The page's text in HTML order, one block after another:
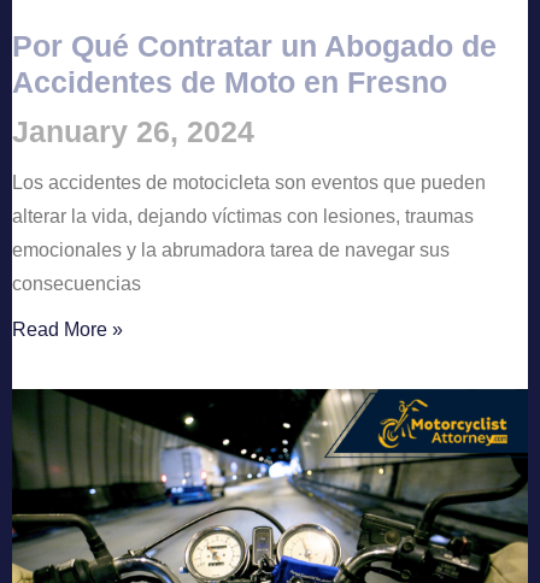
Por Qué Contratar un Abogado de
Accidentes de Moto en Fresno
January 26, 2024
Los accidentes de motocicleta son eventos que pueden
alterar la vida, dejando víctimas con lesiones, traumas
emocionales y la abrumadora tarea de navegar sus
consecuencias
Read More »